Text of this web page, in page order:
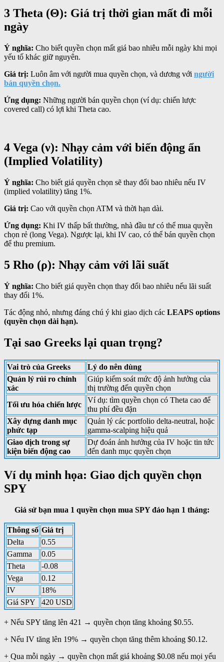
3 Theta (Θ): Giá trị thời gian mất đi mỗi
ngày
Ý nghĩa: Cho biết quyền chọn mất giá bao nhiêu mỗi ngày khi mọi
yếu tố khác giữ nguyên.
Giá trị: Luôn âm với người mua quyền chọn, và dương với người
bán quyền chọn.
Ứng dụng: Những người bán quyền chọn (ví dụ: chiến lược
covered call) có lợi khi Theta cao.
4 Vega (ν): Nhạy cảm với biến động ẩn
(Implied Volatility)
Ý nghĩa: Cho biết giá quyền chọn sẽ thay đổi bao nhiêu nếu IV
(implied volatility) tăng 1%.
Giá trị: Cao với quyền chọn ATM và thời hạn dài.
Ứng dụng: Khi IV thấp bất thường, nhà đầu tư có thể mua quyền
chọn rẻ (long Vega). Ngược lại, khi IV cao, có thể bán quyền chọn
để thu premium.
5 Rho (ρ): Nhạy cảm với lãi suất
Ý nghĩa: Cho biết giá quyền chọn thay đổi bao nhiêu nếu lãi suất
thay đổi 1%.
Tác động nhỏ, nhưng đáng chú ý khi giao dịch các LEAPS options
(quyền chọn dài hạn).
Tại sao Greeks lại quan trọng?
Vai trò của Greeks
Lý do nên dùng
Quản lý rủi ro chính
xác
Giúp kiểm soát mức độ ảnh hưởng của
thị trường đến quyền chọn
Tối ưu hóa chiến lược
Ví dụ: tìm quyền chọn có Theta cao để
thu phí đều đặn
Xây dựng danh mục
phức tạp
Quản lý các portfolio delta-neutral, hoặc
gamma-scalping hiệu quả
Giao dịch trong sự
kiện biến động cao
Dự đoán ảnh hưởng của IV hoặc tin tức
đến danh mục quyền chọn
Ví dụ minh họa: Giao dịch quyền chọn
SPY
Giả sử bạn mua 1 quyền chọn mua SPY đáo hạn 1 tháng:
Thông số Giá trị
Delta
0.55
Gamma
0.05
Theta
-0.08
Vega
0.12
IV
18%
Giá SPY
420 USD
+ Nếu SPY tăng lên 421 → quyền chọn tăng khoảng $0.55.
+ Nếu IV tăng lên 19% → quyền chọn tăng thêm khoảng $0.12.
+ Qua mỗi ngày → quyền chọn mất giá khoảng $0.08 nếu mọi yếu